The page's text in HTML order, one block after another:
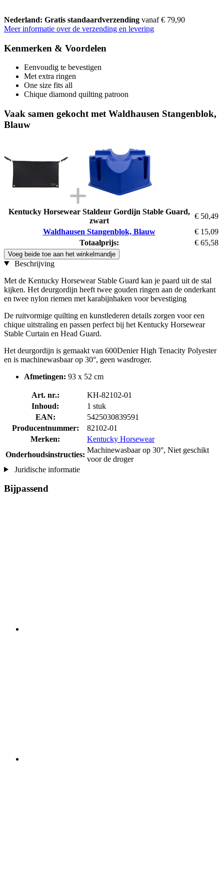
Nederland: Gratis standaardverzending vanaf € 79,90
Meer informatie over de verzending en levering
Kenmerken & Voordelen
Eenvoudig te bevestigen
Met extra ringen
One size fits all
Chique diamond quilting patroon
Vaak samen gekocht met Waldhausen Stangenblok,
Blauw
Kentucky Horsewear Staldeur Gordijn Stable Guard,
zwart
€ 50,49
Waldhausen Stangenblok, Blauw
€ 15,09
Totaalprijs:
€ 65,58
Voeg beide toe aan het winkelmandje
Beschrijving
Met de Kentucky Horsewear Stable Guard kan je paard uit de stal
kijken. Het deurgordijn heeft twee gouden ringen aan de onderkant
en twee nylon riemen met karabijnhaken voor bevestiging
De ruitvormige quilting en kunstlederen details zorgen voor een
chique uitstraling en passen perfect bij het Kentucky Horsewear
Stable Curtain en Head Guard.
Het deurgordijn is gemaakt van 600Denier High Tenacity Polyester
en is machinewasbaar op 30°, geen wasdroger.
Afmetingen: 93 x 52 cm
Art. nr.:
KH-82102-01
Inhoud:
1 stuk
EAN:
5425030839591
Producentnummer:
82102-01
Merken:
Kentucky Horsewear
Onderhoudsinstructies:
Machinewasbaar op 30°, Niet geschikt
voor de droger
Juridische informatie
Bijpassend